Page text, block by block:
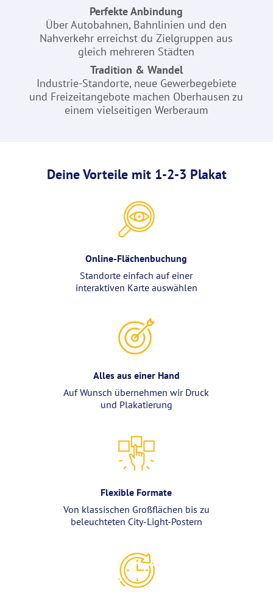
Perfekte Anbindung
Über Autobahnen, Bahnlinien und den
Nahverkehr erreichst du Zielgruppen aus
gleich mehreren Städten
Tradition & Wandel
Industrie-Standorte, neue Gewerbegebiete
und Freizeitangebote machen Oberhausen zu
einem vielseitigen Werberaum
Deine Vorteile mit 1-2-3 Plakat
Online-Flächenbuchung
Standorte einfach auf einer
interaktiven Karte auswählen
Alles aus einer Hand
Auf Wunsch übernehmen wir Druck
und Plakatierung
Flexible Formate
Von klassischen Großflächen bis zu
beleuchteten City-Light-Postern